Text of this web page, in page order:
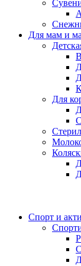
Для мам и
Для
Спорт и